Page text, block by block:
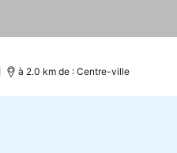
à 2.0 km de : Centre-ville